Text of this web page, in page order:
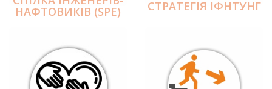
НАФТОВИКІВ (SPE) СТРАТЕГІЯ ІФНТУНГ